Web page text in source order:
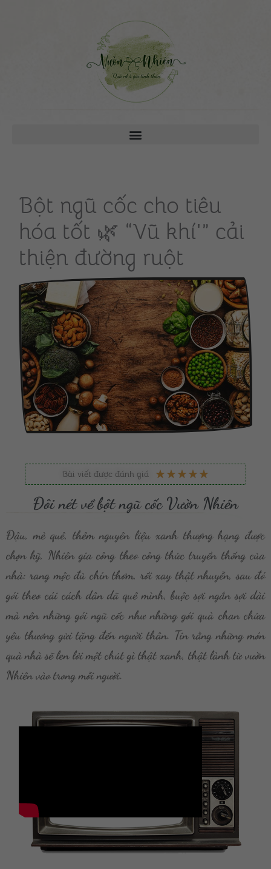
Bột ngũ cốc cho tiêu
hóa tốt 🌿 “Vũ khí'” cải
thiện đường ruột
Bài viết được đánh giá ★★★★★
5
Đôi nét về bột ngũ cốc Vườn Nhiên
Đậu, mè quê, thêm nguyên liệu xanh thượng hạng được
chọn kỹ, Nhiên gia công theo công thức truyền thống của
nhà: rang mộc đủ chín thơm, rồi xay thật nhuyễn, sau đó
gói theo cái cách dân dã quê mình, buộc sợi ngắn sợi dài
mà nên những gói ngũ cốc như những gói quà chan chứa
yêu thương gửi tặng đến người thân. Tin rằng những món
quà nhà sẽ len lỏi một chút gì thật xanh, thật lành từ vườn
Nhiên vào trong mỗi người.